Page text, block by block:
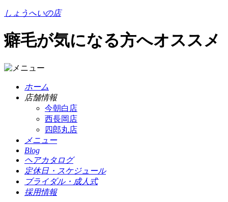
しょうへいの店
癖毛が気になる方へオススメ
ホーム
店舗情報
今朝白店
西長岡店
四郎丸店
メニュー
Blog
ヘアカタログ
定休日・スケジュール
ブライダル・成人式
採用情報